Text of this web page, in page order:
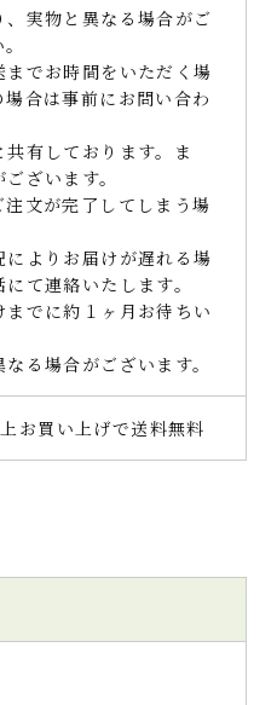
実物と異なる場合がご
でお時間をいただく場
合は事前にお問い合わ
有しております。ま
ざいます。
文が完了してしまう場
よりお届けが遅れる場
て連絡いたします。
でに約１ヶ月お待ちい
る場合がございます。
お買い上げで送料無料